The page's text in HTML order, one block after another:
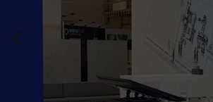
Bauma
München